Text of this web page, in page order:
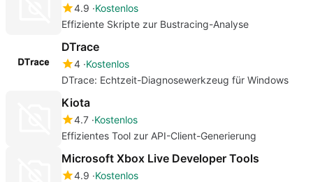
4.9 Kostenlos
Effiziente Skripte zur Bustracing-Analyse
DTrace
4 Kostenlos
DTrace: Echtzeit-Diagnosewerkzeug für Windows
Kiota
4.7 Kostenlos
Effizientes Tool zur API-Client-Generierung
Microsoft Xbox Live Developer Tools
4.9 Kostenlos